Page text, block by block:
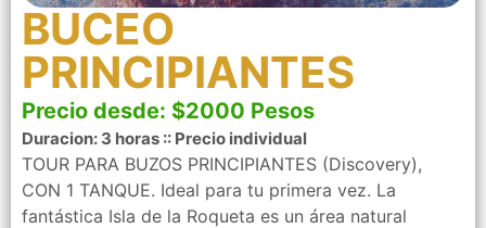
BUCEO
PRINCIPIANTES
Precio desde: $2000 Pesos
Duracion: 3 horas :: Precio individual
TOUR PARA BUZOS PRINCIPIANTES (Discovery),
CON 1 TANQUE. Ideal para tu primera vez. La
fantástica Isla de la Roqueta es un área natural